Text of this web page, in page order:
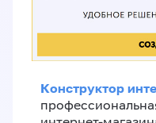
Конструктор